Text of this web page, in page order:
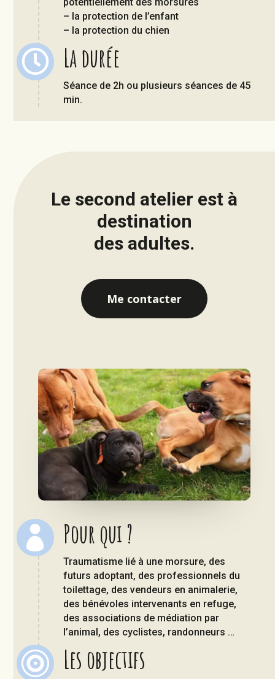
– la protection de l’enfant
– la protection du chien
 La durée
Séance de 2h ou plusieurs séances de 45
min.
Le second atelier est à
destination
des adultes.
Me contacter
 Pour qui ?
Traumatisme lié à une morsure, des
futurs adoptant, des professionnels du
toilettage, des vendeurs en animalerie,
des bénévoles intervenants en refuge,
des associations de médiation par
l’animal, des cyclistes, randonneurs …
 Les objectifs